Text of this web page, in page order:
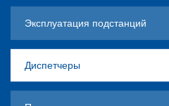
Эксплуатация подстанций
Диспетчеры